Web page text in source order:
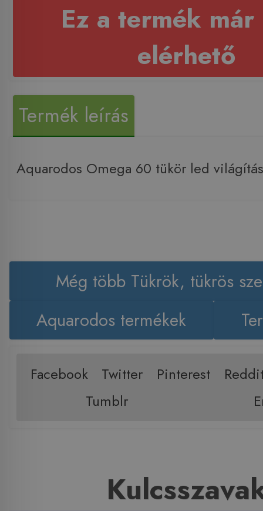
Ez a termék már
elérhető
Termék leírás
Aquarodos Omega 60 tükör led
Még több Tükrök, tükrös
Aquarodos termékek
Facebook Twitter Pinterest
Tumblr